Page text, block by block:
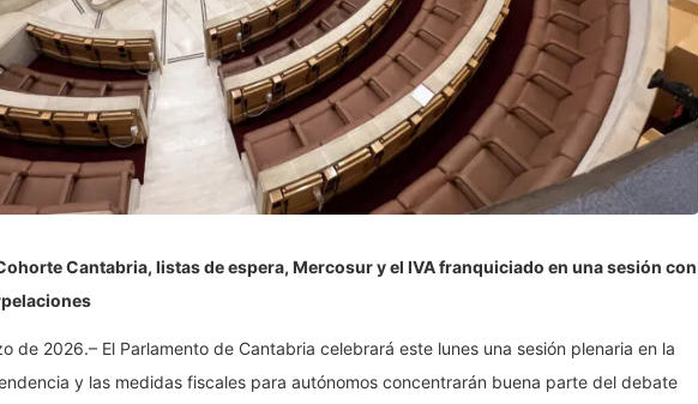
Cantabria, listas de espera, Mercosur y el IVA franquiciado en una sesión con
de 2026.– El Parlamento de Cantabria celebrará este lunes una sesión plenaria en la
y las medidas fiscales para autónomos concentrarán buena parte del debate